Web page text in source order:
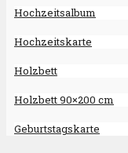
Hochzeitsalbum
Hochzeitskarte
Holzbett
Holzbett 90×200 cm
Geburtstagskarte